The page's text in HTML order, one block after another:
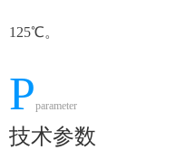
125℃。
Pparameter
技术参数